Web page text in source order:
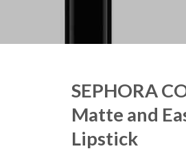
SEPHORA
Matte and
Lipstick